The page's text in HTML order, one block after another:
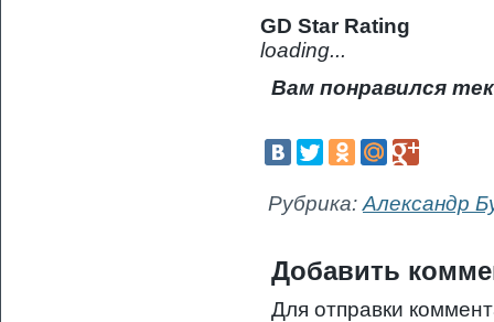
GD Star Rating
loading...
Вам понравился
Рубрика: Александр
Добавить
Для отправки